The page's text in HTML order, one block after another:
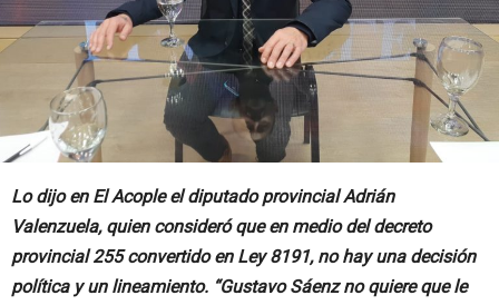
Lo dijo en El Acople el diputado provincial Adrián
Valenzuela, quien consideró que en medio del decreto
provincial 255 convertido en Ley 8191, no hay una decisión
política y un lineamiento. “Gustavo Sáenz no quiere que le